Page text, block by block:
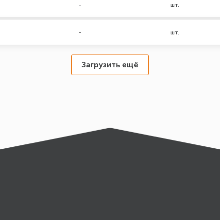
- шт.
- шт.
Загрузить ещё